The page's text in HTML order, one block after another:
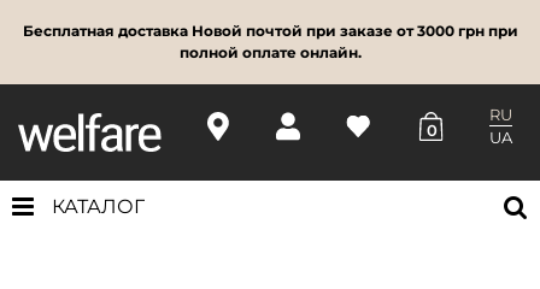
Бесплатная доставка Новой почтой при заказе от 3000 грн при
полной оплате онлайн.
0
RU
UA
КАТАЛОГ